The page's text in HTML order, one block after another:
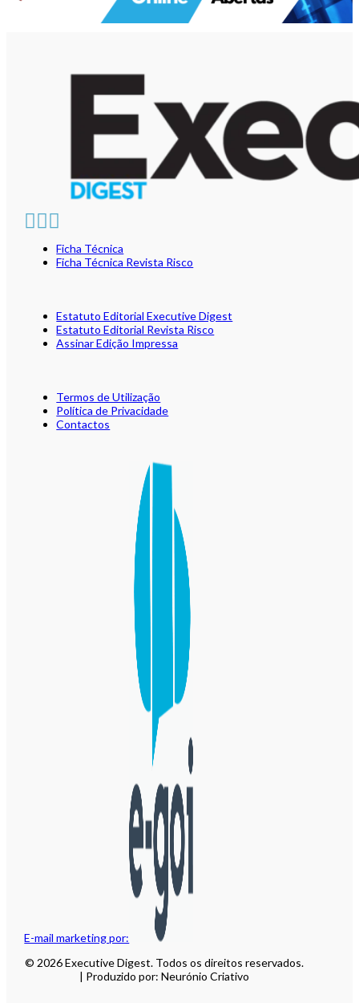
E-mail marketing por:
Ficha Técnica
Ficha Técnica Revista Risco
Estatuto Editorial Executive Digest
Estatuto Editorial Revista Risco
Assinar Edição Impressa
Termos de Utilização
Política de Privacidade
Contactos
© 2026 Executive Digest. Todos os direitos reservados.
| Produzido por: Neurónio Criativo